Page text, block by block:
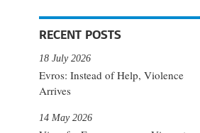
RECENT POSTS
Evros: Instead of Help, Violence
Arrives
18 July 2026
14 May 2026